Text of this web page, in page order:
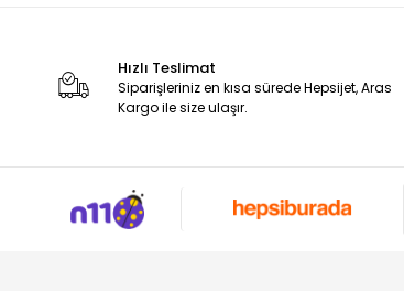
Hızlı Teslimat
Siparişleriniz en kısa sürede Hepsijet, Aras
Kargo ile size ulaşır.